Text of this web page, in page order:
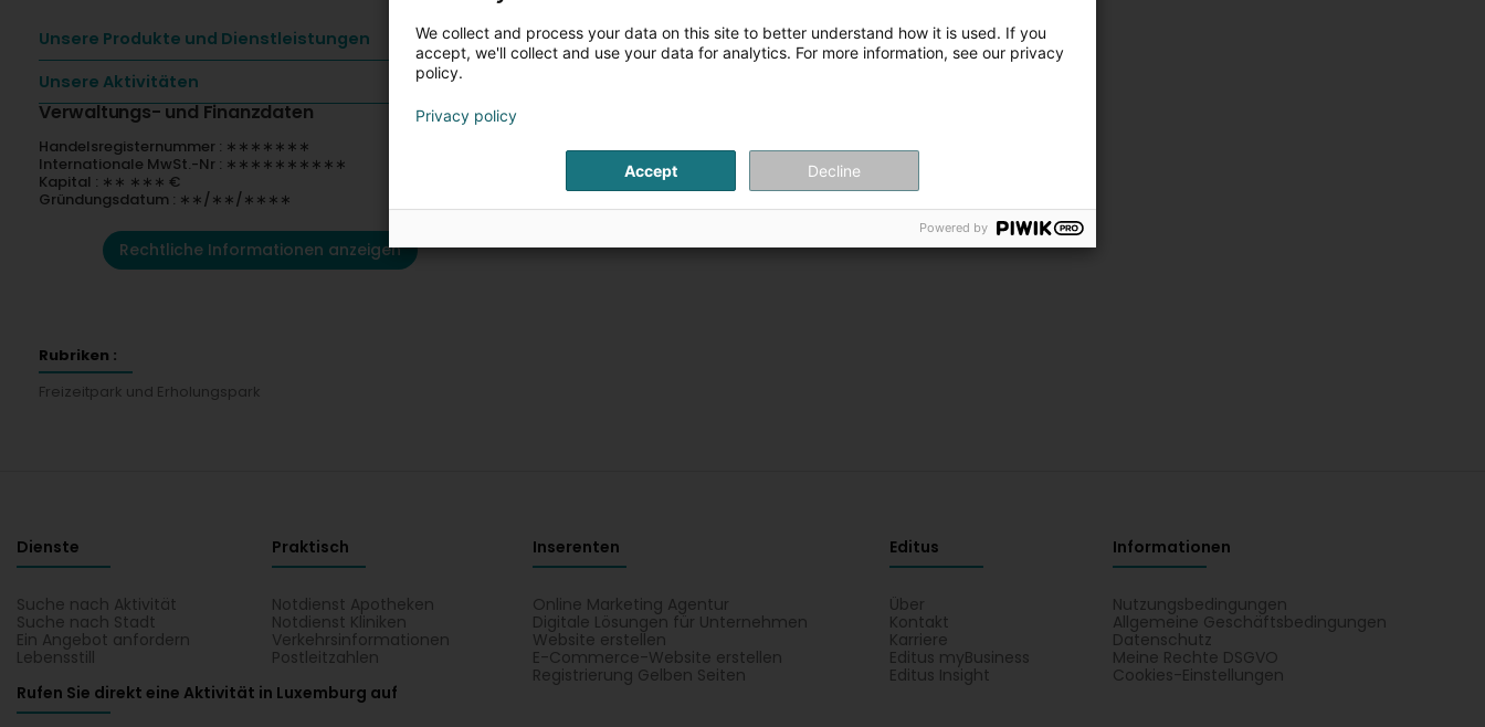
Unsere Produkte und Dienstleistungen
Unsere Aktivitäten
Verwaltungs- und Finanzdaten
Handelsregisternummer : ∗∗∗∗∗∗∗
Internationale MwSt.-Nr : ∗∗∗∗∗∗∗∗∗∗
Kapital : ∗∗ ∗∗∗ €
Gründungsdatum : ∗∗/∗∗/∗∗∗∗
Rechtliche Informationen anzeigen
Rubriken :
Freizeitpark und Erholungspark
Dienste
Suche nach Aktivität
Suche nach Stadt
Ein Angebot anfordern
Lebensstill
Praktisch
Notdienst Apotheken
Notdienst Kliniken
Verkehrsinformationen
Postleitzahlen
Inserenten
Online Marketing Agentur
Digitale Lösungen für Unternehmen
Website erstellen
E-Commerce-Website erstellen
Registrierung Gelben Seiten
Editus
Über
Kontakt
Karriere
Editus myBusiness
Editus Insight
Informationen
Nutzungsbedingungen
Allgemeine Geschäftsbedingungen
Datenschutz
Meine Rechte DSGVO
Cookies-Einstellungen
Rufen Sie direkt eine Aktivität in Luxemburg auf
We collect and process your data on this site to better understand how it is used. If you
accept, we'll collect and use your data for analytics. For more information, see our privacy
policy.
Privacy policy
Accept Decline
Powered by